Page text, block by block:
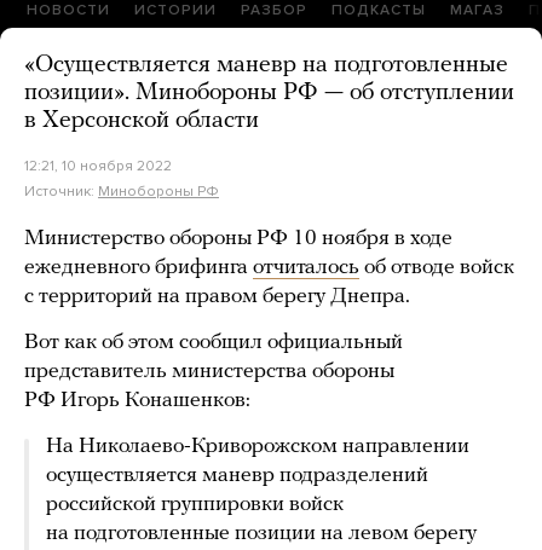
НОВОСТИ ИСТОРИИ РАЗБОР ПОДКАСТЫ МАГАЗ
«Осуществляется маневр на подготовленные
позиции». Минобороны РФ — об отступлении
в Херсонской области
12:21, 10 ноября 2022
Источник: Минобороны РФ
Министерство обороны РФ 10 ноября в ходе
ежедневного брифинга отчиталось об отводе войск
с территорий на правом берегу Днепра.
Вот как об этом сообщил официальный
представитель министерства обороны
РФ Игорь Конашенков:
На Николаево-Криворожском направлении
осуществляется маневр подразделений
российской группировки войск
на подготовленные позиции на левом берегу